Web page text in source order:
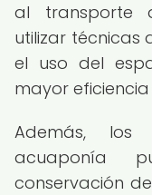
al transporte
utilizar técnicas
el uso del
mayor
Además,
acuaponía
conservación